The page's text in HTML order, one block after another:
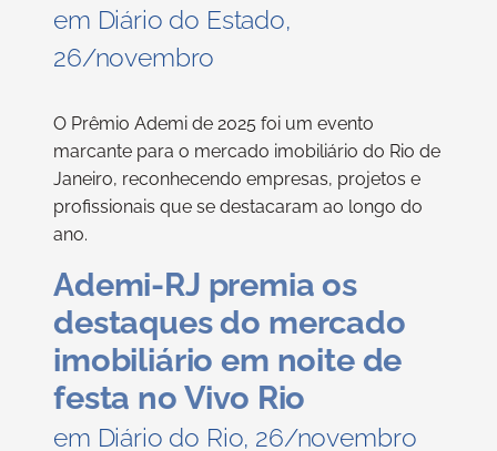
em Diário do Estado,
26/novembro
O Prêmio Ademi de 2025 foi um evento
marcante para o mercado imobiliário do Rio de
Janeiro, reconhecendo empresas, projetos e
profissionais que se destacaram ao longo do
ano.
Ademi-RJ premia os
destaques do mercado
imobiliário em noite de
festa no Vivo Rio
em Diário do Rio, 26/novembro